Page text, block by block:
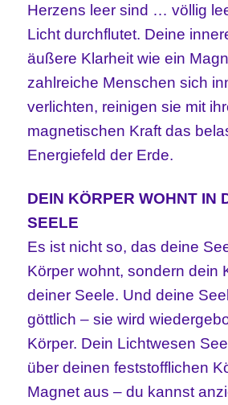
Herzens leer sind … völlig
Licht durchflutet. Deine
äußere Klarheit wie ein
zahlreiche Menschen sich
verlichten, reinigen sie mit
magnetischen Kraft das
Energiefeld der Erde.
DEIN KÖRPER WOHNT IN
SEELE
Es ist nicht so, das deine
Körper wohnt, sondern dein
deiner Seele. Und deine
göttlich – sie wird
Körper. Dein Lichtwesen
über deinen feststofflichen
Magnet aus – du kannst